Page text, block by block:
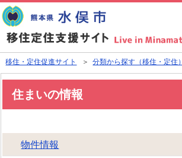
移住・定住促進サイト ＞分類から探す（移住・定住）
住まいの情報
物件情報